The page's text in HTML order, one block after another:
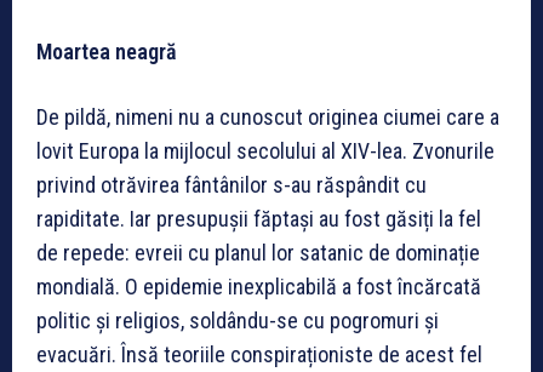
Moartea neagră
De pildă, nimeni nu a cunoscut originea ciumei care a
lovit Europa la mijlocul secolului al XIV-lea. Zvonurile
privind otrăvirea fântânilor s-au răspândit cu
rapiditate. Iar presupușii făptași au fost găsiți la fel
de repede: evreii cu planul lor satanic de dominație
mondială. O epidemie inexplicabilă a fost încărcată
politic și religios, soldându-se cu pogromuri și
evacuări. Însă teoriile conspiraționiste de acest fel